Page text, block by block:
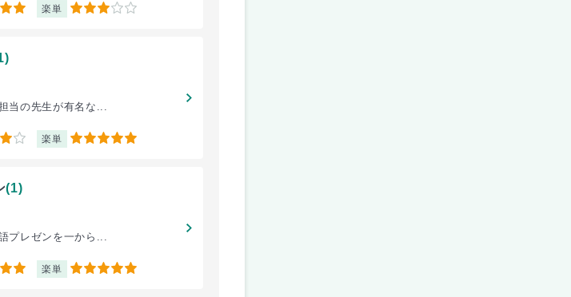
楽単 3
当の先生が有名な...
楽単 5
(1)
プレゼンを一から...
楽単 5